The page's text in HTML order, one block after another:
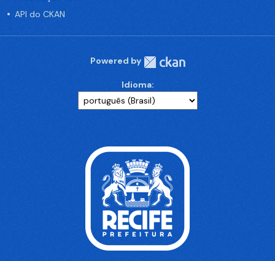
API do CKAN
Powered by
Idioma